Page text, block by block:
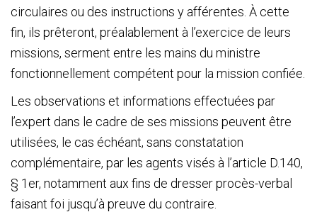
circulaires ou des instructions y afférentes. À cette
fin, ils prêteront, préalablement à l’exercice de leurs
missions, serment entre les mains du ministre
fonctionnellement compétent pour la mission confiée.
Les observations et informations effectuées par
l’expert dans le cadre de ses missions peuvent être
utilisées, le cas échéant, sans constatation
complémentaire, par les agents visés à l’article D.140,
§ 1 er, notamment aux fins de dresser procès-verbal
faisant foi jusqu’à preuve du contraire.